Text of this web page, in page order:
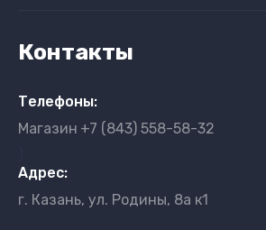
Контакты
Телефоны:
Магазин +7 (843) 558-58-32
Адрес:
г. Казань, ул. Родины, 8а к1